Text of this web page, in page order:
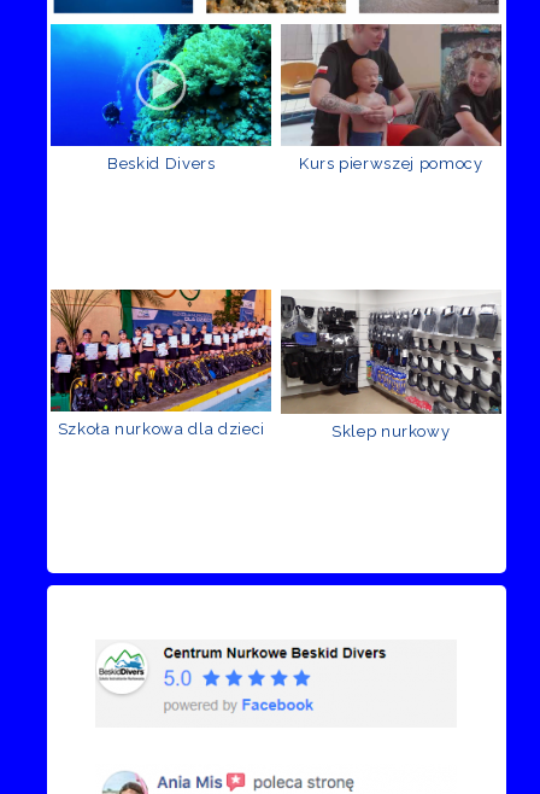
Beskid Divers Kurs pierwszej pomocy
Szkoła nurkowa dla dzieci Sklep nurkowy